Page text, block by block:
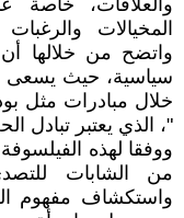
والعلاقات، خاصة
المخيالات
واتضح من خلالها
سياسية، حيث يسعى
"، الذي يعتبر تبادل
ووفقا لهذه
من الشابات
واستكشاف مفهوم